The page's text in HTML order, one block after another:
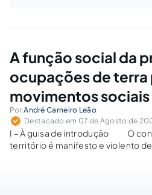
A função social da
ocupações de terra
movimentos sociais
PorAndré Carneiro Leão
Destacado em 07 de Agosto de
I – À guisa de introdução O
território é manifesto e violento